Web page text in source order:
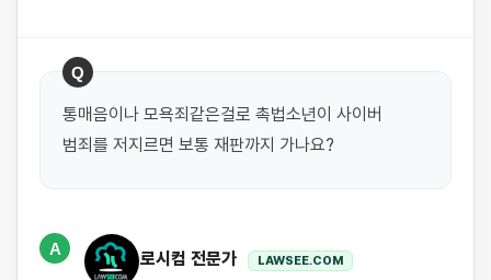
Q
통매음이나 모욕죄같은걸로 촉법소년이 사이버
범죄를 저지르면 보통 재판까지 가나요?
A
로시컴 전문가 LAWSEE.COM